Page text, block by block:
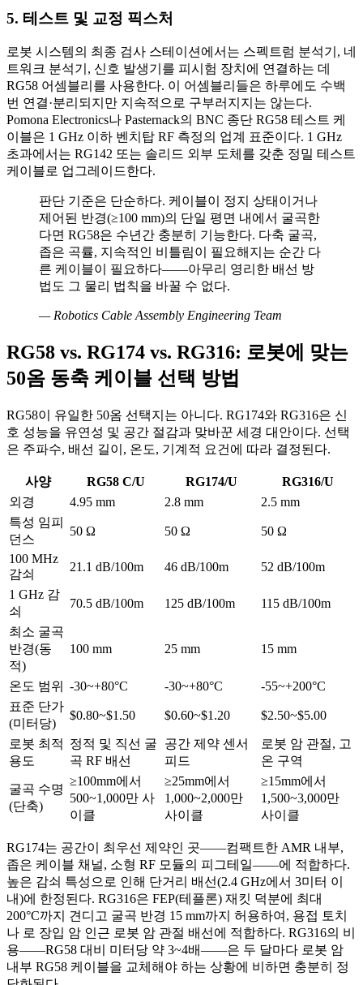
5. 테스트 및 교정 픽스처
로봇 시스템의 최종 검사 스테이션에서는 스펙트럼 분석기, 네
트워크 분석기, 신호 발생기를 피시험 장치에 연결하는 데
RG58 어셈블리를 사용한다. 이 어셈블리들은 하루에도 수백
번 연결·분리되지만 지속적으로 구부러지지는 않는다.
Pomona Electronics나 Pasternack의 BNC 종단 RG58 테스트 케
이블은 1 GHz 이하 벤치탑 RF 측정의 업계 표준이다. 1 GHz
초과에서는 RG142 또는 솔리드 외부 도체를 갖춘 정밀 테스트
케이블로 업그레이드한다.
판단 기준은 단순하다. 케이블이 정지 상태이거나
제어된 반경(≥100 mm)의 단일 평면 내에서 굴곡한
다면 RG58은 수년간 충분히 기능한다. 다축 굴곡,
좁은 곡률, 지속적인 비틀림이 필요해지는 순간 다
른 케이블이 필요하다——아무리 영리한 배선 방
법도 그 물리 법칙을 바꿀 수 없다.
—Robotics Cable Assembly Engineering Team
RG58 vs. RG174 vs. RG316: 로봇에 맞는
50옴 동축 케이블 선택 방법
RG58이 유일한 50옴 선택지는 아니다. RG174와 RG316은 신
호 성능을 유연성 및 공간 절감과 맞바꾼 세경 대안이다. 선택
은 주파수, 배선 길이, 온도, 기계적 요건에 따라 결정된다.
사양 RG58 C/U RG174/U
RG316/U
외경
4.95 mm 2.8 mm
2.5 mm
특성 임피
던스
50 Ω 50 Ω
50 Ω
100 MHz
감쇠
21.1 dB/100m 46 dB/100m
52 dB/100m
1 GHz 감
쇠
70.5 dB/100m 125 dB/100m 115 dB/100m
최소 굴곡
반경(동
적)
100 mm 25 mm 15 mm
온도 범위 -30~+80°C -30~+80°C
-55~+200°C
표준 단가
(미터당)
$0.80~$1.50 $0.60~$1.20 $2.50~$5.00
로봇 최적
용도
정적 및 직선 굴
곡 RF 배선
공간 제약 센서
피드
로봇 암 관절, 고
온 구역
굴곡 수명
(단축)
≥100mm에서
500~1,000만 사
이클
≥25mm에서
1,000~2,000만
사이클
≥15mm에서
1,500~3,000만
사이클
RG174는 공간이 최우선 제약인 곳——컴팩트한 AMR 내부,
좁은 케이블 채널, 소형 RF 모듈의 피그테일——에 적합하다.
높은 감쇠 특성으로 인해 단거리 배선(2.4 GHz에서 3미터 이
내)에 한정된다. RG316은 FEP(테플론) 재킷 덕분에 최대
200°C까지 견디고 굴곡 반경 15 mm까지 허용하여, 용접 토치
나 로 장입 암 인근 로봇 암 관절 배선에 적합하다. RG316의 비
용——RG58 대비 미터당 약 3~4배——은 두 달마다 로봇 암
내부 RG58 케이블을 교체해야 하는 상황에 비하면 충분히 정